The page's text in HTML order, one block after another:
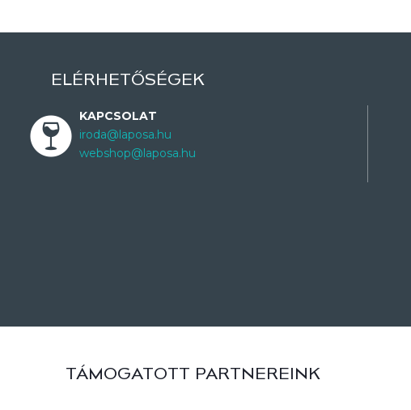
ELÉRHETŐSÉGEK
KAPCSOLAT
iroda@laposa.hu
webshop@laposa.hu
TÁMOGATOTT PARTNEREINK